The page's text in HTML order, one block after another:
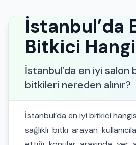
İstanbul’da
Bitkici
İstanbul’da en iyi
bitkileri nereden alınır?
İstanbul’da en iyi bitkici
sağlıklı bitki arayan